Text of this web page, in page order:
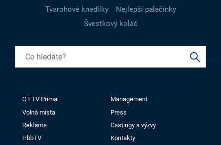
Tvarohové knedlíky
Nejlepší palačinky
Švestkový koláč
O FTV Prima
Management
Volná místa
Press
Reklama
Castingy a výzvy
HbbTV
Kontakty